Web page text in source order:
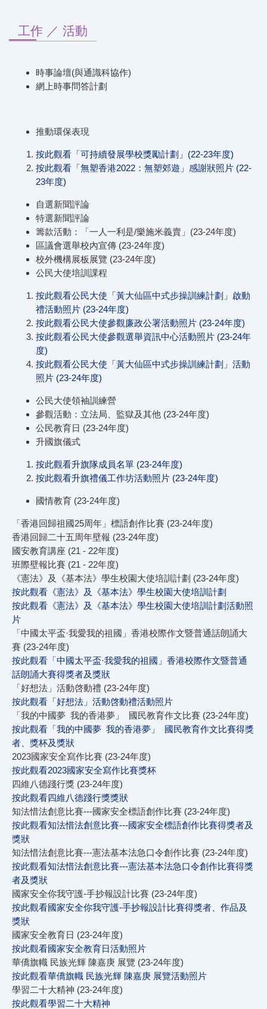
工作 ／ 活動
時事論壇(與通識科協作)
網上時事問答計劃
推動環保表現
按此觀看「可持續發展學校獎勵計劃」(22-23年度)
按此觀看「無塑香港2022：無塑郊遊」感謝狀照片 (22-
23年度)
自選新聞評論
特選新聞評論
籌款活動：「一人一利是/樂施米義賣」(23-24年度)
區議會選舉校內宣傳 (23-24年度)
校外機構展板展覽 (23-24年度)
公民大使培訓課程
按此觀看公民大使「黃大仙區中式步操訓練計劃」啟動
禮活動照片 (23-24年度)
按此觀看公民大使參觀廉政公署活動照片 (23-24年度)
按此觀看公民大使參觀選舉資訊中心活動照片 (23-24年
度)
按此觀看公民大使「黃大仙區中式步操訓練計劃」活動
照片 (23-24年度)
公民大使領袖訓練營
參觀活動：立法局、監獄及其他 (23-24年度)
公民教育日 (23-24年度)
升國旗儀式
按此觀看升旗隊成員名單 (23-24年度)
按此觀看升旗禮儀工作坊活動照片 (23-24年度)
國情教育 (23-24年度)
「香港回歸祖國25周年」標語創作比賽 (23-24年度)
香港回歸二十五周年壁報 (23-24年度)
國安教育講座 (21 - 22年度)
班際壁報比賽 (21 - 22年度)
《憲法》及《基本法》學生校園大使培訓計劃 (23-24年度)
按此觀看《憲法》及《基本法》學生校園大使培訓計劃
按此觀看《憲法》及《基本法》學生校園大使培訓計劃活動照
片
「中國太平盃·我愛我的祖國」香港校際作文暨普通話朗誦大
賽 (23-24年度)
按此觀看「中國太平盃·我愛我的祖國」香港校際作文暨普通
話朗誦大賽得獎者及獎狀
「好想法」活動啓動禮 (23-24年度)
按此觀看「好想法」活動啓動禮活動照片
「我的中國夢 我的香港夢」 國民教育作文比賽 (23-24年度)
按此觀看「我的中國夢 我的香港夢」 國民教育作文比賽得獎
者、獎杯及獎狀
2023國家安全寫作比賽 (23-24年度)
按此觀看2023國家安全寫作比賽獎杯
四維八德踐行獎 (23-24年度)
按此觀看四維八德踐行獎獎狀
知法惜法創意比賽---國家安全標語創作比賽 (23-24年度)
按此觀看知法惜法創意比賽---國家安全標語創作比賽得獎者及
獎狀
知法惜法創意比賽---憲法基本法急口令創作比賽 (23-24年度)
按此觀看知法惜法創意比賽---憲法基本法急口令創作比賽得獎
者及獎狀
國家安全你我守護-手抄報設計比賽 (23-24年度)
按此觀看國家安全你我守護-手抄報設計比賽得獎者、作品及
獎狀
國家安全教育日 (23-24年度)
按此觀看國家安全教育日活動照片
華僑旗幟 民族光輝 陳嘉庚 展覽 (23-24年度)
按此觀看華僑旗幟 民族光輝 陳嘉庚 展覽活動照片
學習二十大精神 (23-24年度)
按此觀看學習二十大精神